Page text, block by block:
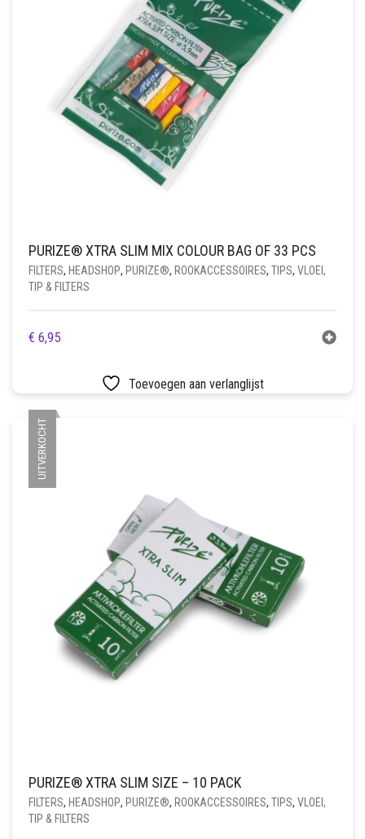
PURIZE® XTRA SLIM MIX COLOUR BAG OF 33 PCS
FILTERS, HEADSHOP, PURIZE®, ROOKACCESSOIRES, TIPS, VLOEI,
TIP & FILTERS
€ 6,95
Toevoegen aan verlanglijst
UITVERKOCHT
PURIZE® XTRA SLIM SIZE – 10 PACK
FILTERS, HEADSHOP, PURIZE®, ROOKACCESSOIRES, TIPS, VLOEI,
TIP & FILTERS